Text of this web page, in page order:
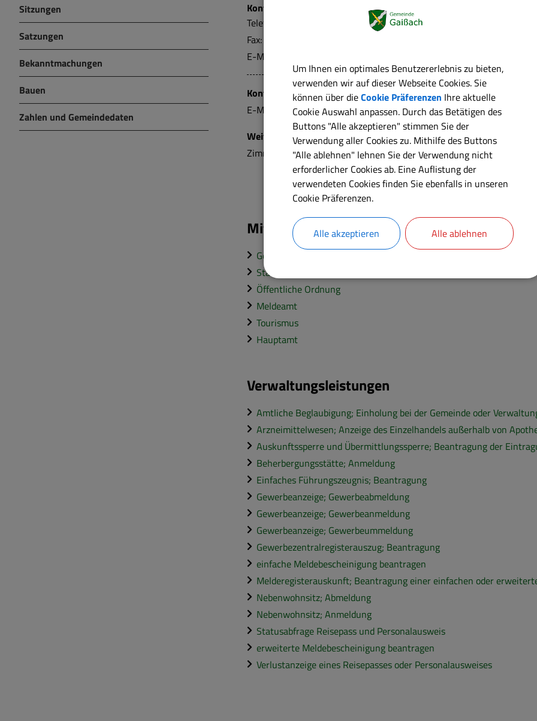
Sitzungen
Satzungen
Bekanntmachungen
Bauen
Zahlen und Gemeindedaten
Kontaktdaten:
Telefon:
Fax:
E-Mail:
Kontaktinformationen:
E-Mail:
info@gaissach.de
Weitere Informationen:
Zimmer:
2
Mitarbeiter
Gewerbe
Standesamt
Öffentliche Ordnung
Meldeamt
Tourismus
Hauptamt
Verwaltungsleistungen
Amtliche Beglaubigung; Einholung bei der Gemeinde oder
Arzneimittelwesen; Anzeige des Einzelhandels außerhalb von
Auskunftssperre und Übermittlungssperre; Beantragung der
Beherbergungsstätte; Anmeldung
Einfaches Führungszeugnis; Beantragung
Gewerbeanzeige; Gewerbeabmeldung
Gewerbeanzeige; Gewerbeanmeldung
Gewerbeanzeige; Gewerbeummeldung
Gewerbezentralregisterauszug; Beantragung
einfache Meldebescheinigung beantragen
Melderegisterauskunft; Beantragung einer einfachen oder
Nebenwohnsitz; Abmeldung
Nebenwohnsitz; Anmeldung
Statusabfrage Reisepass und Personalausweis
erweiterte Meldebescheinigung beantragen
Verlustanzeige eines Reisepasses oder Personalausweises
Um Ihnen ein optimales Benutzererlebnis zu bieten,
verwenden wir auf dieser Webseite Cookies. Sie
können über dieCookie Präferenzen Ihre aktuelle
Cookie Auswahl anpassen. Durch das Betätigen des
Buttons "Alle akzeptieren" stimmen Sie der
Verwendung aller Cookies zu. Mithilfe des Buttons
"Alle ablehnen" lehnen Sie der Verwendung nicht
erforderlicher Cookies ab. Eine Auflistung der
verwendeten Cookies finden Sie ebenfalls in unseren
Cookie Präferenzen.
Alle akzeptieren Alle ablehnen